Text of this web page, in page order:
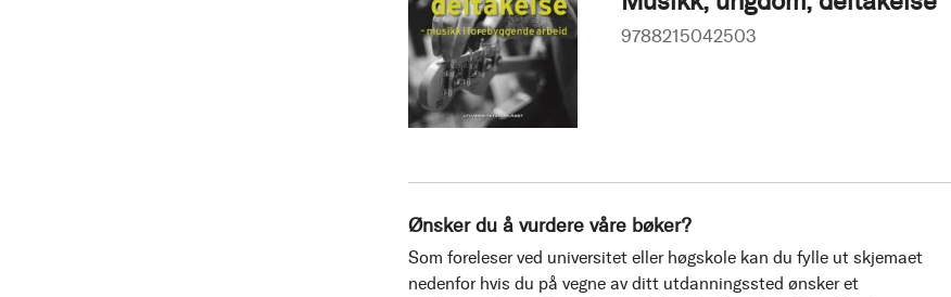
9788215042503
Ønsker du å vurdere våre bøker?
Som foreleser ved universitet eller høgskole kan du fylle ut skjemaet
nedenfor hvis du på vegne av ditt utdanningssted ønsker et